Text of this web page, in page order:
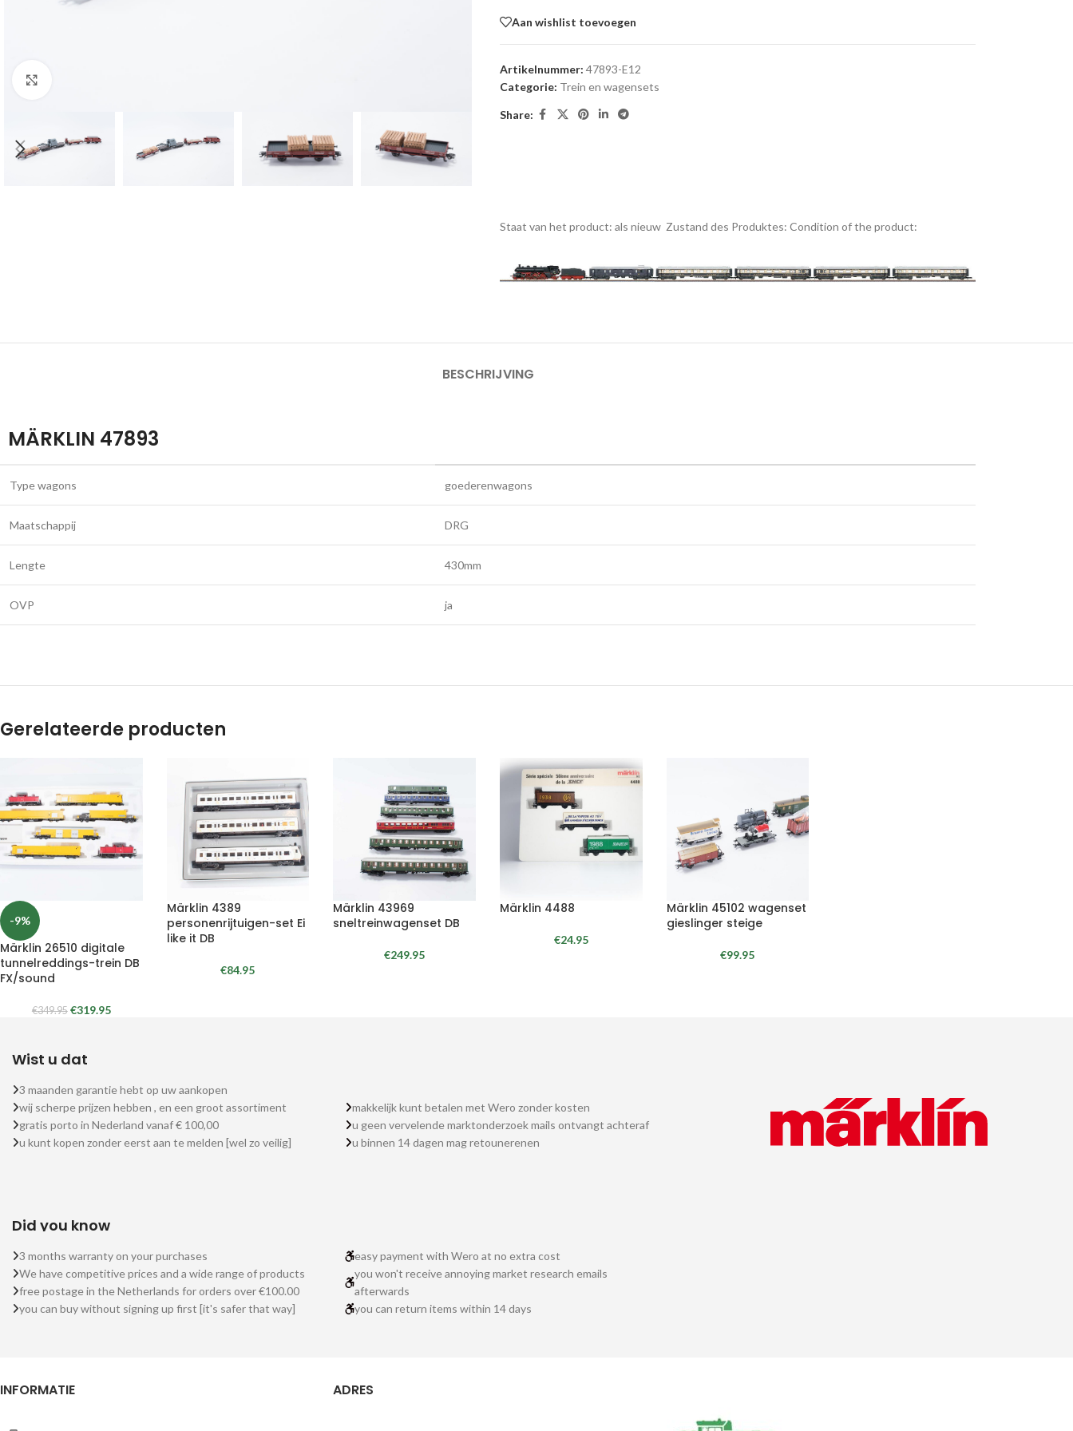
Aan wishlist toevoegen
Artikelnummer: 47893-E12
Categorie: Trein en wagensets
Share:
Staat van het product: als nieuw Zustand des Produktes: Condition of the product:
BESCHRIJVING
MÄRKLIN 47893
Type wagons goederenwagons
Maatschappij DRG
Lengte 430mm
OVP ja
Gerelateerde producten
-9%
Märklin 26510 digitale
tunnelreddings-trein DB
FX/sound
€349.95 €319.95
Märklin 4389
personenrijtuigen-set Ei
like it DB
€84.95
Märklin 43969
sneltreinwagenset DB
€249.95
Märklin 4488
€24.95
Märklin 45102 wagenset
gieslinger steige
€99.95
Wist u dat
3 maanden garantie hebt op uw aankopen
wij scherpe prijzen hebben , en een groot assortiment
gratis porto in Nederland vanaf € 100,00
u kunt kopen zonder eerst aan te melden [wel zo veilig]
makkelijk kunt betalen met Wero zonder kosten
u geen vervelende marktonderzoek mails ontvangt achteraf
u binnen 14 dagen mag retounerenen
Did you know
3 months warranty on your purchases
We have competitive prices and a wide range of products
free postage in the Netherlands for orders over €100.00
you can buy without signing up first [it's safer that way]
easy payment with Wero at no extra cost
you won't receive annoying market research emails
afterwards
you can return items within 14 days
INFORMATIE ADRES